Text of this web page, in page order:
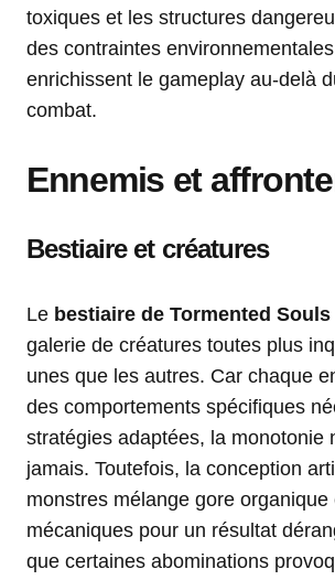
toxiques et les structures
des contraintes
enrichissent le gameplay au-delà
combat.
Ennemis et
Bestiaire et créatures
Le bestiaire de Tormented Souls
galerie de créatures toutes plus
unes que les autres. Car chaque
des comportements spécifiques
stratégies adaptées, la monotonie
jamais. Toutefois, la conception
monstres mélange gore organique
mécaniques pour un résultat
que certaines abominations